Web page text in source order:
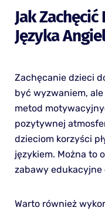
Jak
Języka
Zachęcanie dzieci
być wyzwaniem,
metod
pozytywnej
dzieciom korzyści
językiem. Można to
zabawy edukacyjne
Warto również